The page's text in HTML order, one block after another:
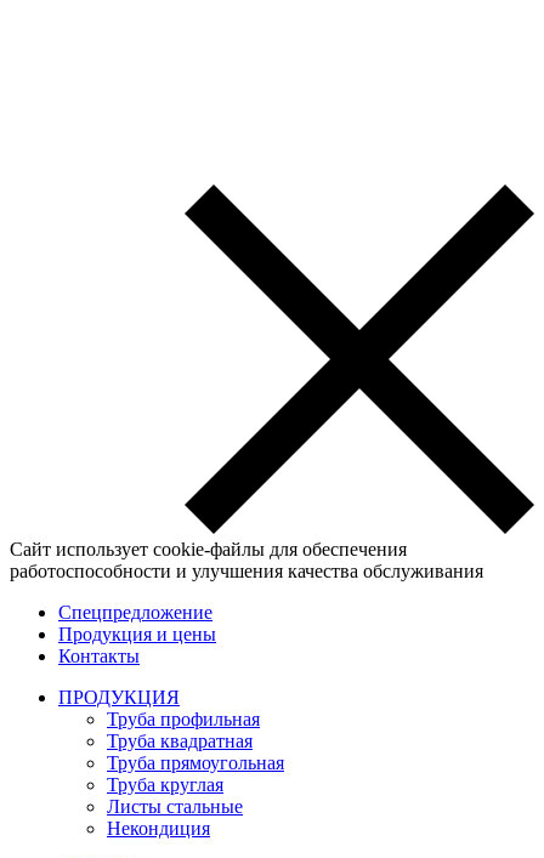
Сайт использует cookie-файлы для обеспечения
работоспособности и улучшения качества обслуживания
Спецпредложение
Продукция и цены
Контакты
ПРОДУКЦИЯ
Труба профильная
Труба квадратная
Труба прямоугольная
Труба круглая
Листы стальные
Некондиция